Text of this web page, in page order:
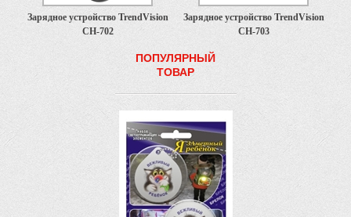
Зарядное устройство TrendVision
CH-702
Зарядное устройство TrendVision
CH-703
ПОПУЛЯРНЫЙ
ТОВАР